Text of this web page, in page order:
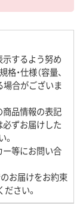
示するよう努め
・仕様（容量、
場合がございま
商品情報の表記
必ずお届けした
ー等にお問い合
のお届けをお約束
さい。